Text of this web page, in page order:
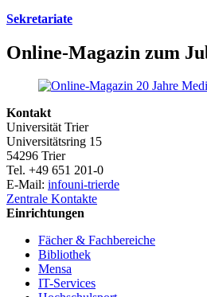
Sekretariate
Online-Magazin zum
Kontakt
Universität Trier
Universitätsring 15
54296 Trier
Tel. +49 651 201-0
E-Mail: infouni-trierde
Zentrale Kontakte
Einrichtungen
Fächer & Fachbereiche
Bibliothek
Mensa
IT-Services